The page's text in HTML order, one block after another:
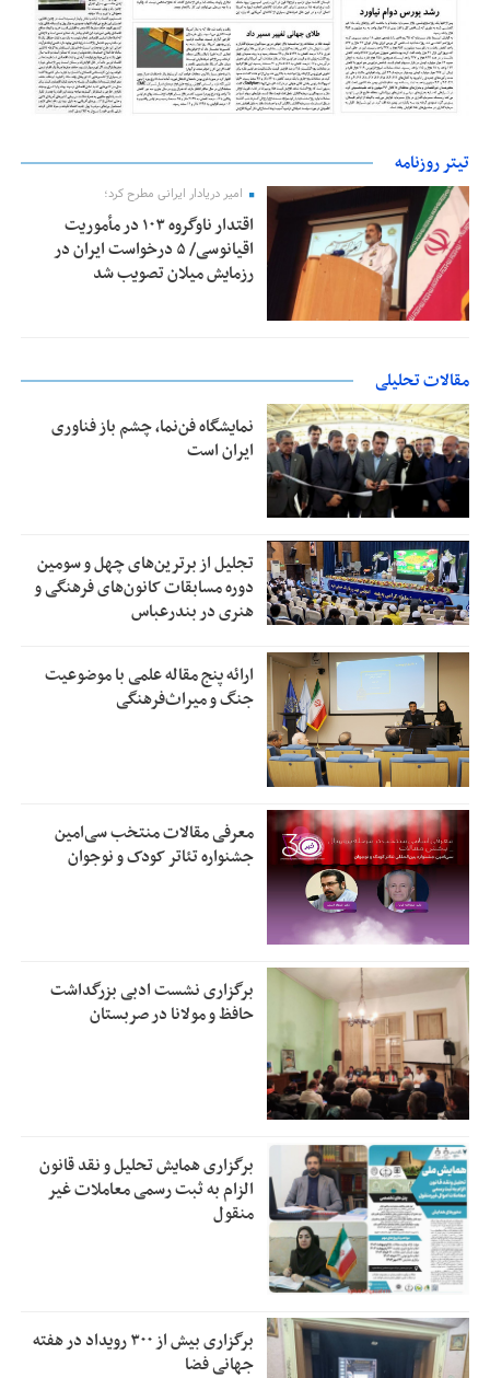
تیتر روزنامه
امیر دریادار ایرانی مطرح کرد؛
اقتدار ناوگروه ۱۰۳ در مأموریت‌
اقیانوسی/ ۵ درخواست ایران در
رزمایش میلان تصویب شد
مقالات تحلیلی
نمایشگاه فن‌نما، چشم باز فناوری
ایران است
تجلیل از بر‌ترین‌های چهل و سومین
دوره مسابقات کانون‌های فرهنگی و
هنری در بندرعباس
ارائه پنج مقاله علمی با موضوعیت
جنگ و میراث‌فرهنگی
معرفی مقالات منتخب سی‌امین
جشنواره تئاتر کودک و نوجوان
برگزاری نشست ادبی بزرگداشت
حافظ و مولانا در صربستان
برگزاری همایش تحلیل و نقد قانون
الزام به ثبت رسمی معاملات غیر
منقول
برگزاری بیش از ۳۰۰ رویداد در هفته
جهانی فضا